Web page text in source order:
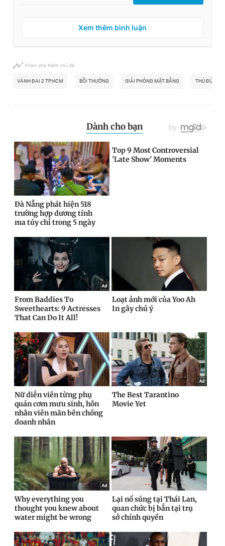
Xem thêm bình luận
Khám phá thêm chủ đề
VÀNH ĐAI 2 TP.HCM BỒI THƯỜNG GIẢI PHÓNG MẶT BẰNG THỦ ĐỨC